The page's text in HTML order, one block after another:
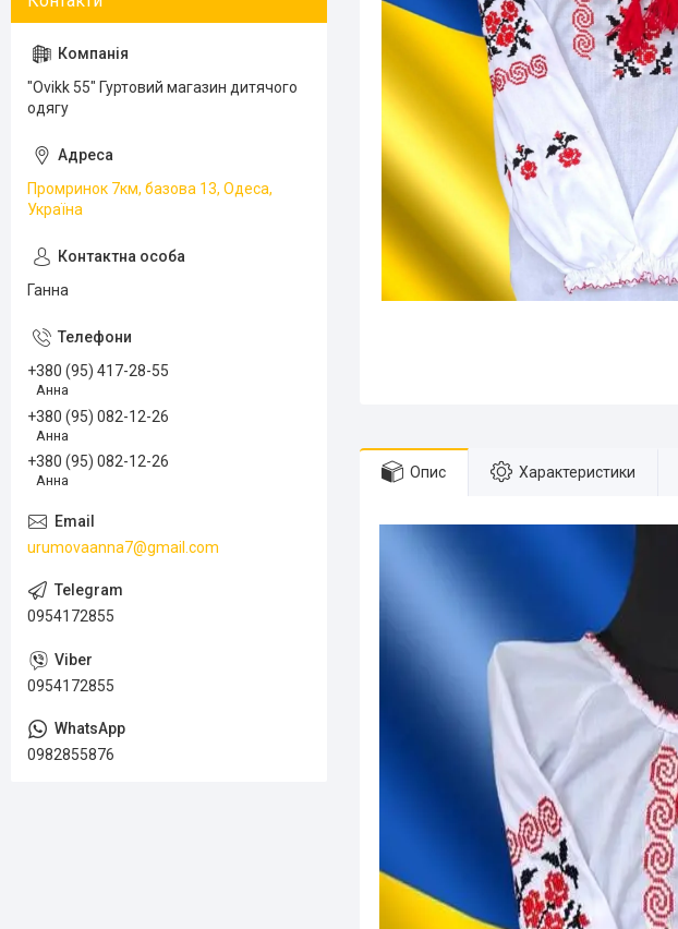
Опис Характеристики
"Ovikk 55" Гуртовий магазин дитячого
одягу
Промринок 7км, базова 13, Одеса,
Україна
Ганна
+380 (95) 417-28-55
Анна
+380 (95) 082-12-26
Анна
+380 (95) 082-12-26
Анна
urumovaanna7@gmail.com
0954172855
0954172855
0982855876